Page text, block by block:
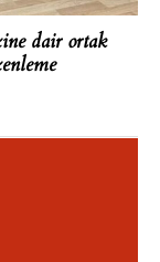
dair ortak